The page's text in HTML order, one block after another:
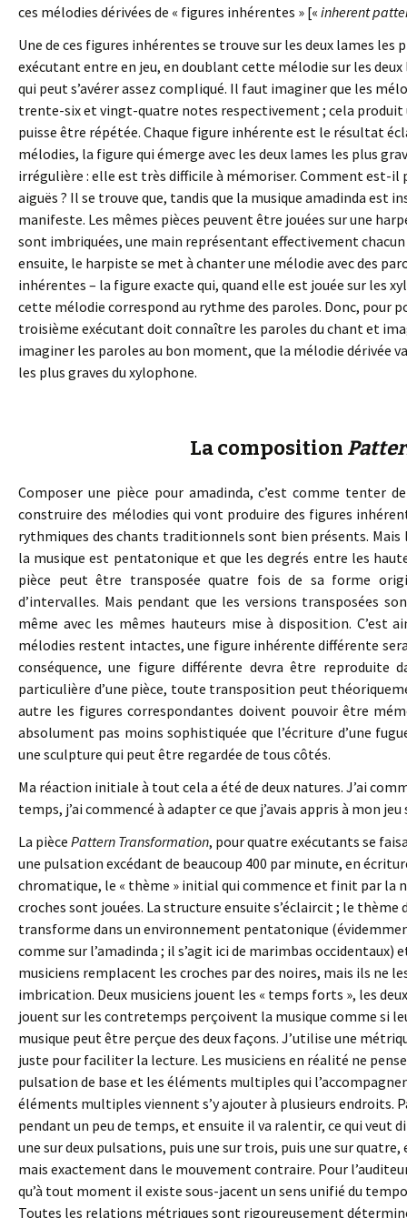
ces mélodies dérivées de « figures inhérentes » [« inherent
Une de ces figures inhérentes se trouve sur les deux lames les
exécutant entre en jeu, en doublant cette mélodie sur les deux
qui peut s’avérer assez compliqué. Il faut imaginer que les
trente-six et vingt-quatre notes respectivement ; cela produit
puisse être répétée. Chaque figure inhérente est le résultat
mélodies, la figure qui émerge avec les deux lames les plus
irrégulière : elle est très difficile à mémoriser. Comment est-il
aiguës ? Il se trouve que, tandis que la musique amadinda est
manifeste. Les mêmes pièces peuvent être jouées sur une
sont imbriquées, une main représentant effectivement chacun
ensuite, le harpiste se met à chanter une mélodie avec des
inhérentes – la figure exacte qui, quand elle est jouée sur les
cette mélodie correspond au rythme des paroles. Donc, pour
troisième exécutant doit connaître les paroles du chant et
imaginer les paroles au bon moment, que la mélodie dérivée
les plus graves du xylophone.
La composition
Composer une pièce pour amadinda, c’est comme tenter
construire des mélodies qui vont produire des figures
rythmiques des chants traditionnels sont bien présents.
la musique est pentatonique et que les degrés entre les
pièce peut être transposée quatre fois de sa forme
d’intervalles. Mais pendant que les versions transposées
même avec les mêmes hauteurs mise à disposition. C’est
mélodies restent intactes, une figure inhérente différente
conséquence, une figure différente devra être reproduite
particulière d’une pièce, toute transposition peut
autre les figures correspondantes doivent pouvoir être
absolument pas moins sophistiquée que l’écriture d’une
une sculpture qui peut être regardée de tous côtés.
Ma réaction initiale à tout cela a été de deux natures. J’ai
temps, j’ai commencé à adapter ce que j’avais appris à mon
La pièce Pattern Transformation, pour quatre exécutants se
une pulsation excédant de beaucoup 400 par minute, en
chromatique, le « thème » initial qui commence et finit par la
croches sont jouées. La structure ensuite s’éclaircit ; le
transforme dans un environnement pentatonique
comme sur l’amadinda ; il s’agit ici de marimbas
musiciens remplacent les croches par des noires, mais ils ne
imbrication. Deux musiciens jouent les « temps forts », les
jouent sur les contretemps perçoivent la musique comme si
musique peut être perçue des deux façons. J’utilise une
juste pour faciliter la lecture. Les musiciens en réalité ne
pulsation de base et les éléments multiples qui
éléments multiples viennent s’y ajouter à plusieurs endroits.
pendant un peu de temps, et ensuite il va ralentir, ce qui veut
une sur deux pulsations, puis une sur trois, puis une sur
mais exactement dans le mouvement contraire. Pour
qu’à tout moment il existe sous-jacent un sens unifié du
Toutes les relations métriques sont rigoureusement